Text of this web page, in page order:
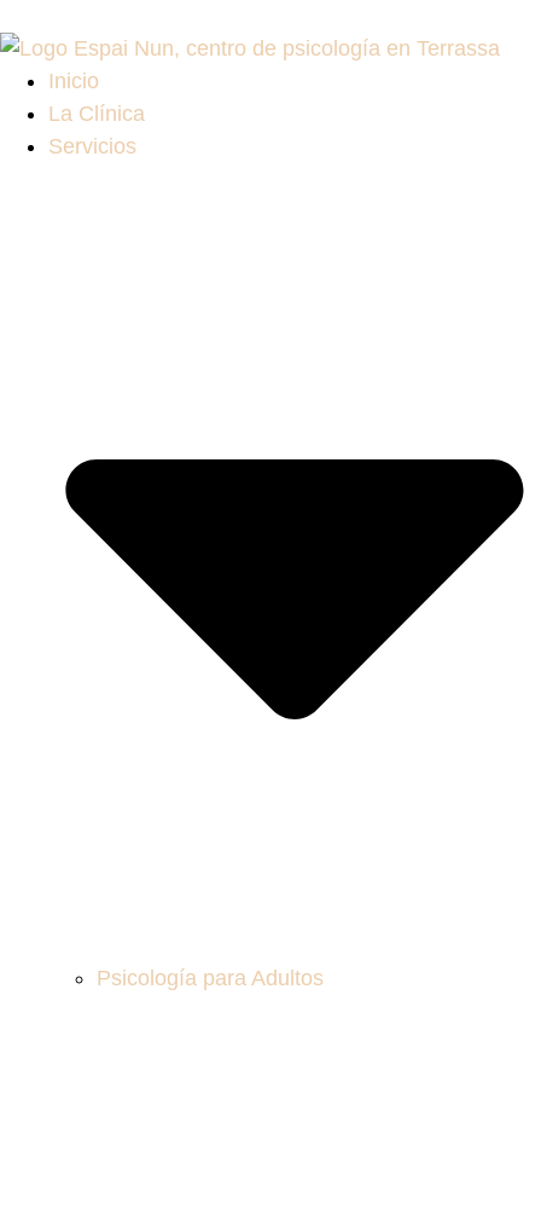
Inicio
La Clínica
Servicios
Psicología para Adultos